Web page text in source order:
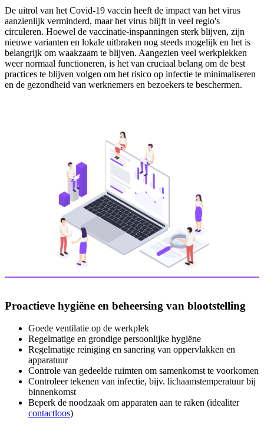
De uitrol van het Covid-19 vaccin heeft de impact van het virus
aanzienlijk verminderd, maar het virus blijft in veel regio's
circuleren. Hoewel de vaccinatie-inspanningen sterk blijven, zijn
nieuwe varianten en lokale uitbraken nog steeds mogelijk en het is
belangrijk om waakzaam te blijven. Aangezien veel werkplekken
weer normaal functioneren, is het van cruciaal belang om de best
practices te blijven volgen om het risico op infectie te minimaliseren
en de gezondheid van werknemers en bezoekers te beschermen.
Proactieve hygiëne en beheersing van blootstelling
Goede ventilatie op de werkplek
Regelmatige en grondige persoonlijke hygiëne
Regelmatige reiniging en sanering van oppervlakken en
apparatuur
Controle van gedeelde ruimten om samenkomst te voorkomen
Controleer tekenen van infectie, bijv. lichaamstemperatuur bij
binnenkomst
Beperk de noodzaak om apparaten aan te raken (idealiter
contactloos)